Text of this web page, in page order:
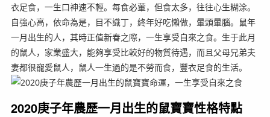
衣足食，一生口神速不輕。每食必葷，但食太多，往往心生糊涂。
自強心高，依命為是，目不識丁，終年好吃懶做，暈頭暈腦。鼠年
一月出生的人，其時正值新春之際，一生享受自來之食。生于此月
的鼠人，家業盛大，能夠享受比較好的物質待遇，而且父母兄弟夫
妻都很寵愛鼠人，鼠人一生過的是不勞而食，豐衣足食的生活。
2020庚子年農歷一月出生的鼠寶寶性格特點